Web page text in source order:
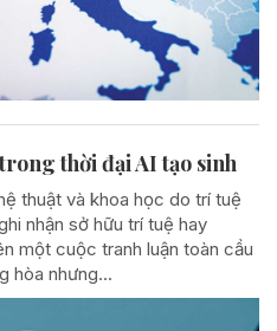
thời đại AI tạo sinh
thuật và khoa học do trí tuệ
nhận sở hữu trí tuệ hay
một cuộc tranh luận toàn cầu
hòa nhưng...